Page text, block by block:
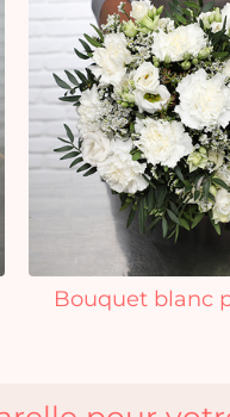
Bouquet blanc